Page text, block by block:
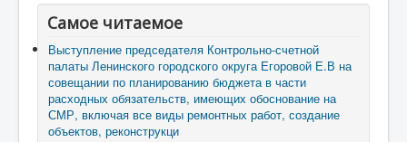
Самое читаемое
Выступление председателя Контрольно-счетной
палаты Ленинского городского округа Егоровой Е.В на
совещании по планированию бюджета в части
расходных обязательств, имеющих обоснование на
СМР, включая все виды ремонтных работ, создание
объектов, реконструкци